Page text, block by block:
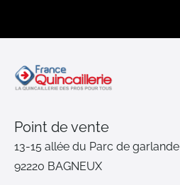
Point de vente
13-15 allée du Parc de garlande
92220 BAGNEUX